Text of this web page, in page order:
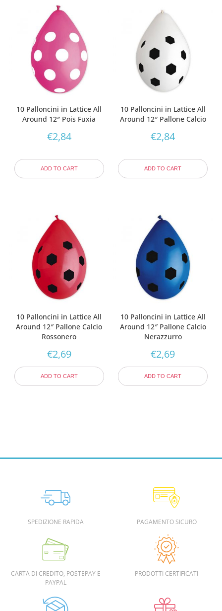
10 Palloncini in Lattice All
Around 12″ Pois Fuxia
€2,84
ADD TO CART
10 Palloncini in Lattice All
Around 12″ Pallone Calcio
€2,84
ADD TO CART
10 Palloncini in Lattice All
Around 12″ Pallone Calcio
Rossonero
€2,69
ADD TO CART
10 Palloncini in Lattice All
Around 12″ Pallone Calcio
Nerazzurro
€2,69
ADD TO CART
SPEDIZIONE RAPIDA PAGAMENTO SICURO
CARTA DI CREDITO, POSTEPAY E
PAYPAL
PRODOTTI CERTIFICATI